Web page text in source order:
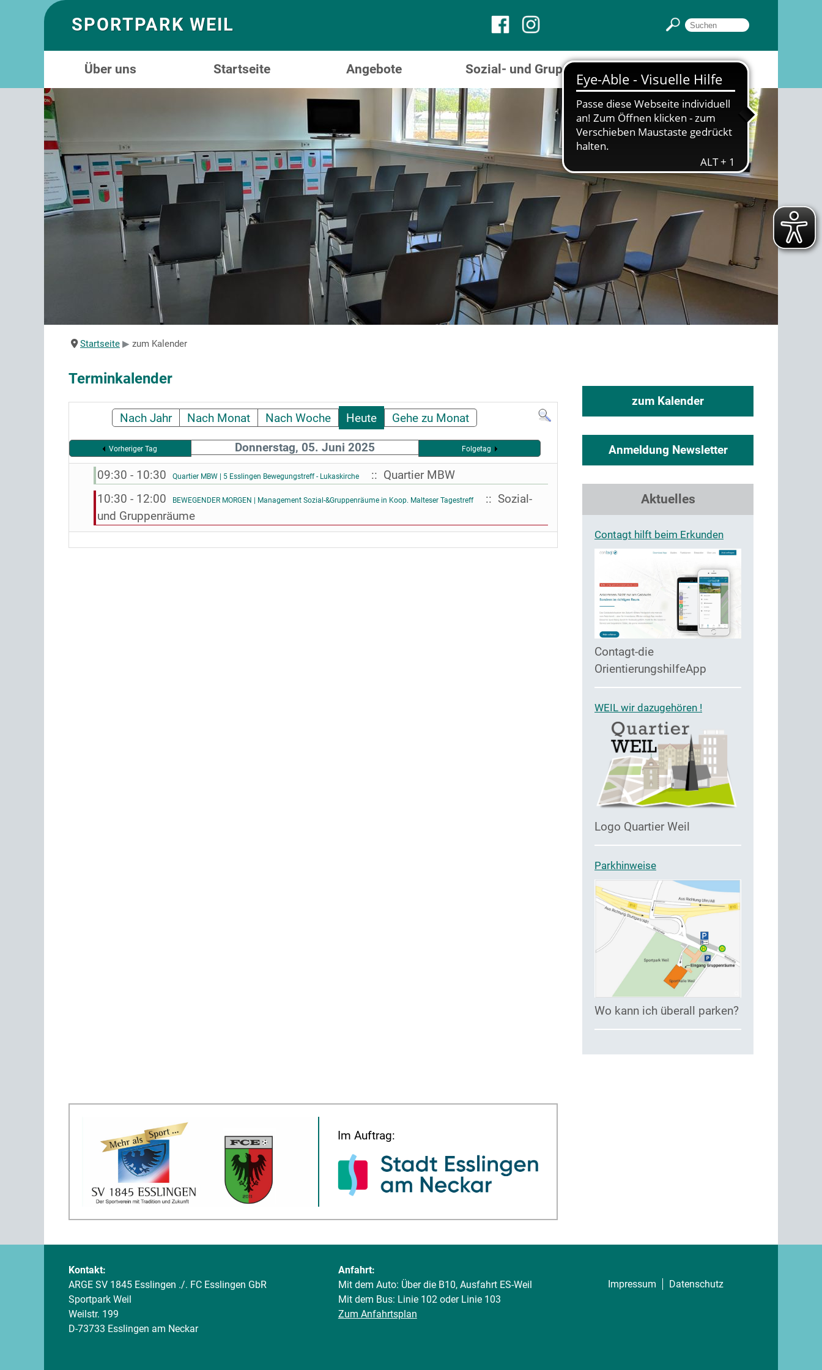
SPORTPARK WEIL
Über uns Startseite Angebote Sozial- und Gruppenräume
Startseite zum Kalender
Terminkalender
Nach Jahr Nach Monat Nach Woche Heute Gehe zu Monat
Vorheriger Tag Donnerstag, 05. Juni 2025 Folgetag
09:30 - 10:30 Quartier MBW | 5 Esslingen Bewegungstreff - Lukaskirche
:: Quartier MBW
10:30 - 12:00
BEWEGENDER MORGEN | Management Sozial-&Gruppenräume in Koop. Malteser Tagestreff
:: Sozial-
und Gruppenräume
zum Kalender
Anmeldung Newsletter
Aktuelles
Contagt hilft beim Erkunden
Contagt-die
OrientierungshilfeApp
WEIL wir dazugehören !
Logo Quartier Weil
Parkhinweise
Wo kann ich überall parken?
Im Auftrag:
Kontakt:
ARGE SV 1845 Esslingen ./. FC Esslingen GbR
Sportpark Weil
Weilstr. 199
D-73733 Esslingen am Neckar
Anfahrt:
Mit dem Auto: Über die B10, Ausfahrt ES-Weil
Mit dem Bus: Linie 102 oder Linie 103
Zum Anfahrtsplan
Impressum Datenschutz